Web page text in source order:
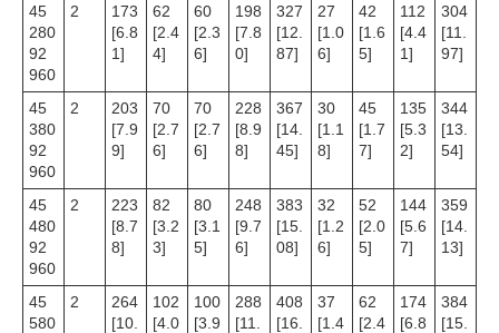
45
280
92
960
2
173
[6.8
1]
62
[2.4
4]
60
[2.3
6]
198
[7.8
0]
327
[12.
87]
27
[1.0
6]
42
[1.6
5]
112
[4.4
1]
304
[11.
97]
45
380
92
960
2
203
[7.9
9]
70
[2.7
6]
70
[2.7
6]
228
[8.9
8]
367
[14.
45]
30
[1.1
8]
45
[1.7
7]
135
[5.3
2]
344
[13.
54]
45
480
92
960
2
223
[8.7
8]
82
[3.2
3]
80
[3.1
5]
248
[9.7
6]
383
[15.
08]
32
[1.2
6]
52
[2.0
5]
144
[5.6
7]
359
[14.
13]
45
580
2
264
[10.
102
[4.0
100
[3.9
288
[11.
408
[16.
37
[1.4
62
[2.4
174
[6.8
384
[15.